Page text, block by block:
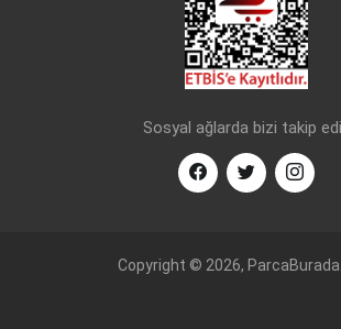
Sosyal ağlarda bizi takip
Copyright © 2026,